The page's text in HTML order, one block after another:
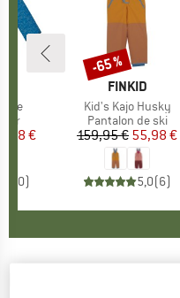
Ice
réduit
€
0)
MARQUE
FINKID
Article
Kid's Kajo Husky
Product group
Pantalon de ski
Prix
159,95 €Prix réduit
55,98 €
5,0(6)
Remise
-65 %